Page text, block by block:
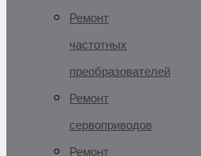
Ремонт
частотных
преобразователей
Ремонт
сервоприводов
Ремонт